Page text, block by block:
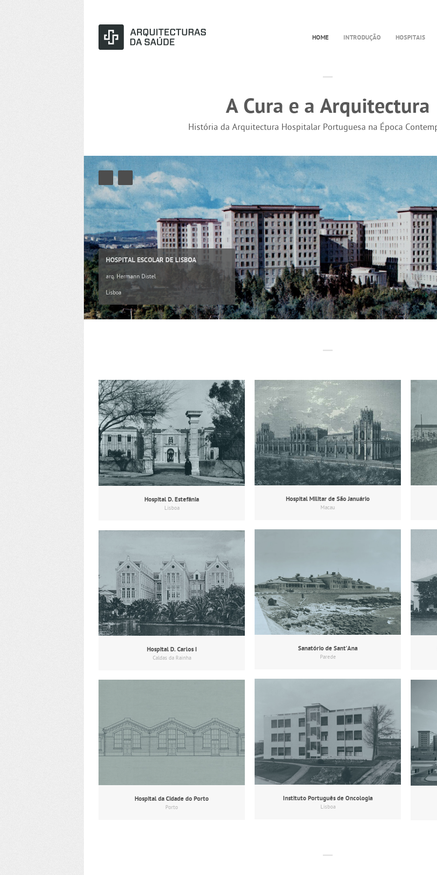
HOME INTRODUÇÃO HOSPITAIS
A Cura e a Arquitectura
História da Arquitectura Hospitalar Portuguesa na Época
HOSPITAL ESCOLAR DE LISBOA
arq. Hermann Distel
Lisboa
Hospital D. Estefânia
Lisboa
Hospital Militar de São Januário
Macau
Sanatório de Sant’Ana
Parede
Hospital D. Carlos I
Caldas da Rainha
Instituto Português de Oncologia
Lisboa
Hospital da Cidade do Porto
Porto